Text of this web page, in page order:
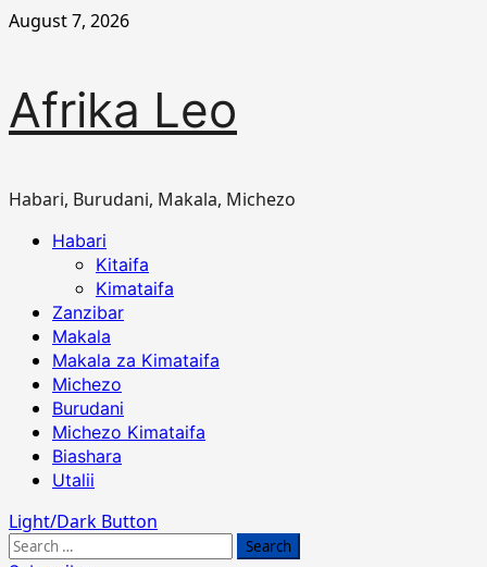
Skip
August 7, 2026
Afrika Leo
Habari, Burudani, Makala, Michezo
PrimaryHabari
Kitaifa
Kimataifa
Zanzibar
Makala
Makala za Kimataifa
Michezo
Burudani
Michezo Kimataifa
Biashara
Utalii
Light/Dark Button
Search